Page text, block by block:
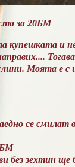
за 20БМ
купешката и
Моята е с
се смилат
без зехтин